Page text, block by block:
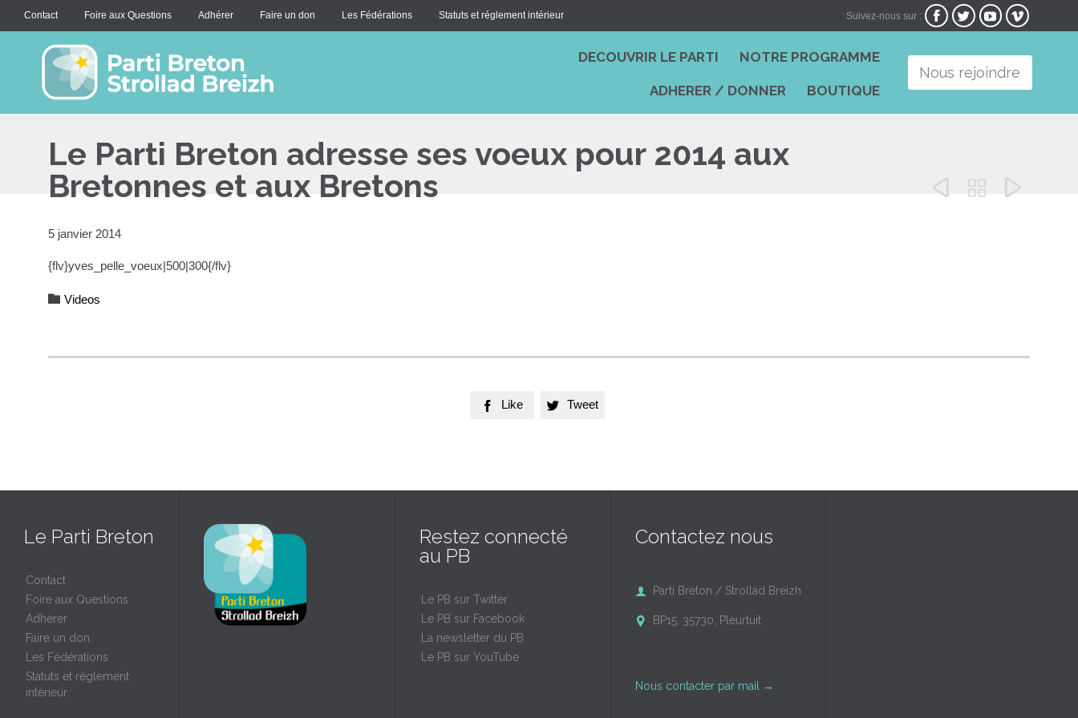
Contact Foire aux Questions Adhérer Faire un don Les Fédérations Statuts et réglement intérieur Suivez-nous sur :    
content
DECOUVRIR LE PARTI NOTRE PROGRAMME
ADHERER / DONNER BOUTIQUE
Nous rejoindre
Le Parti Breton adresse ses voeux pour 2014 aux
Bretonnes et aux Bretons
  
5 janvier 2014
{flv}yves_pelle_voeux|500|300{/flv}
 Category
Videos
 Like  Tweet
Le Parti Breton
Contact
Foire aux Questions
Adhérer
Faire un don
Les Fédérations
Statuts et réglement
intérieur
Restez connecté
au PB
Le PB sur Twitter
Le PB sur Facebook
La newsletter du PB
Le PB sur YouTube
Contactez nous
 Parti Breton / Strollad Breizh
 BP15, 35730, Pleurtuit
Nous contacter par mail →